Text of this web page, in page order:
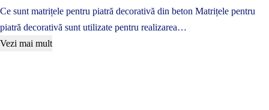
Ce sunt matrițele pentru piatră decorativă din beton Matrițele pentru
piatră decorativă sunt utilizate pentru realizarea…
Vezi mai mult